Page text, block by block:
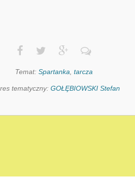
Temat: Spartanka tarcza
tematyczny: GOŁȨBIOWSKI Stefan